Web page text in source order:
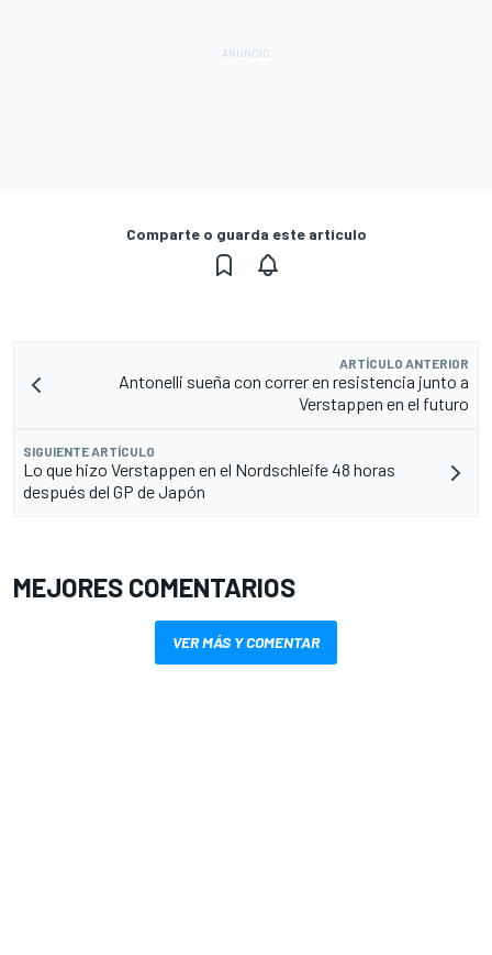
Comparte o guarda este artículo
ARTÍCULO ANTERIOR
Antonelli sueña con correr en resistencia junto a
Verstappen en el futuro
SIGUIENTE ARTÍCULO
Lo que hizo Verstappen en el Nordschleife 48 horas
después del GP de Japón
MEJORES COMENTARIOS
VER MÁS Y COMENTAR